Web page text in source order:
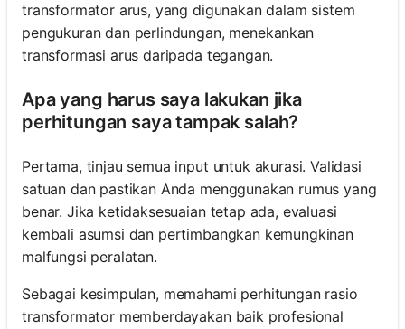
transformator arus, yang digunakan dalam sistem
pengukuran dan perlindungan, menekankan
transformasi arus daripada tegangan.
Apa yang harus saya lakukan jika
perhitungan saya tampak salah?
Pertama, tinjau semua input untuk akurasi. Validasi
satuan dan pastikan Anda menggunakan rumus yang
benar. Jika ketidaksesuaian tetap ada, evaluasi
kembali asumsi dan pertimbangkan kemungkinan
malfungsi peralatan.
Sebagai kesimpulan, memahami perhitungan rasio
transformator memberdayakan baik profesional